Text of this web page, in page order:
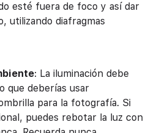
esté fuera de foco y así dar
utilizando diafragmas
: La iluminación debe
que deberías usar
para la fotografía. Si
puedes rebotar la luz con